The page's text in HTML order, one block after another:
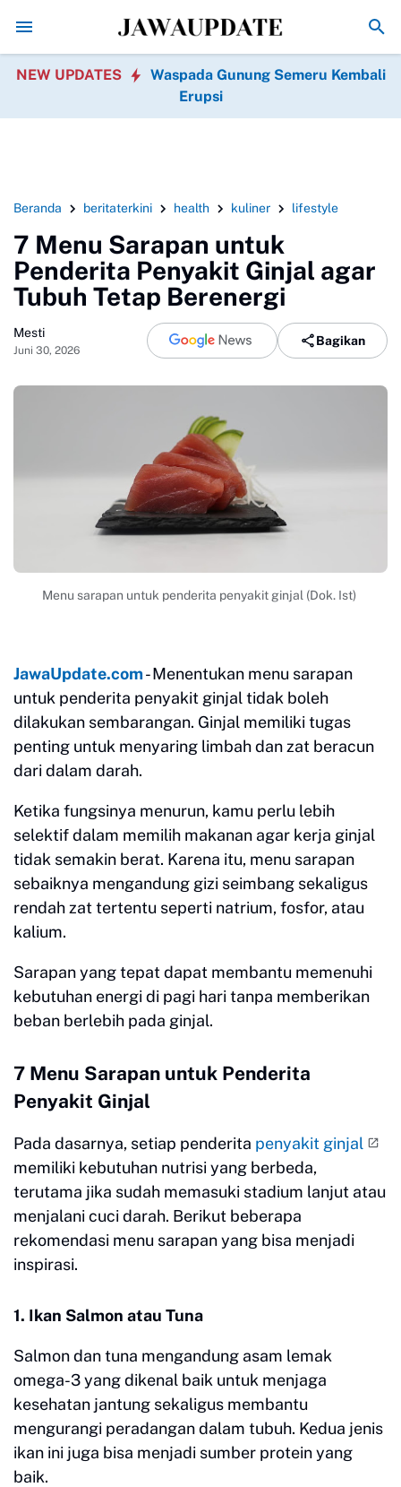
7 Ide Bisnis Jelang 17 Agustus yang Bisa Kamu Coba, Modal
NEW UPDATES
Waspada Gunung Semeru Kembali
Erupsi
Beranda beritaterkini health kuliner lifestyle
7 Menu Sarapan untuk
Penderita Penyakit Ginjal agar
Tubuh Tetap Berenergi
Mesti
Juni 30, 2026
Bagikan
Menu sarapan untuk penderita penyakit ginjal (Dok. Ist)
JawaUpdate.com- Menentukan menu sarapan
untuk penderita penyakit ginjal tidak boleh
dilakukan sembarangan. Ginjal memiliki tugas
penting untuk menyaring limbah dan zat beracun
dari dalam darah.
Ketika fungsinya menurun, kamu perlu lebih
selektif dalam memilih makanan agar kerja ginjal
tidak semakin berat. Karena itu, menu sarapan
sebaiknya mengandung gizi seimbang sekaligus
rendah zat tertentu seperti natrium, fosfor, atau
kalium.
Sarapan yang tepat dapat membantu memenuhi
kebutuhan energi di pagi hari tanpa memberikan
beban berlebih pada ginjal.
7 Menu Sarapan untuk Penderita
Penyakit Ginjal
Pada dasarnya, setiap penderita penyakit ginjal
memiliki kebutuhan nutrisi yang berbeda,
terutama jika sudah memasuki stadium lanjut atau
menjalani cuci darah. Berikut beberapa
rekomendasi menu sarapan yang bisa menjadi
inspirasi.
1. Ikan Salmon atau Tuna
Salmon dan tuna mengandung asam lemak
omega-3 yang dikenal baik untuk menjaga
kesehatan jantung sekaligus membantu
mengurangi peradangan dalam tubuh. Kedua jenis
ikan ini juga bisa menjadi sumber protein yang
baik.